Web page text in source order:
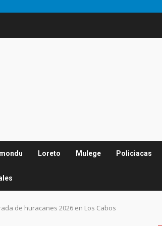
Loreto Mulege Policiacas
de huracanes 2026 en Los Cabos